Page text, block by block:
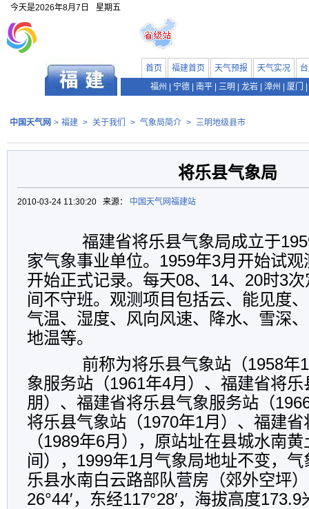
今天是2026年8月7日 星期五
首页 福建首页 天气预报 天气实况
福州
宁德 南平 三明 龙岩 漳州 厦门
中国天气网 > 福建 > 关于我们 > 气象局简介 > 三明地级县市
将乐县气象局
2010-03-24 11:30:20 来源： 中国天气网福建站
福建省将乐县气象局成立于
家气象事业单位。1959年3月开始试
开始正式记录。每天08、14、20时3
间不守班。观测项目包括云、能见度
气温、湿度、风向风速、降水、雪深
地温等。
前称为将乐县气象站（1958年
象服务站（1961年4月）、福建省将
朋）、福建省将乐县气象服务站（
将乐县气象站（1970年1月）、福建
（1989年6月），原站址在县城水南
间），1999年1月气象局地址不变，
乐县水南白云路部队营房（郊外空坪
26°44′，东经117°28′，海拔高度173.9